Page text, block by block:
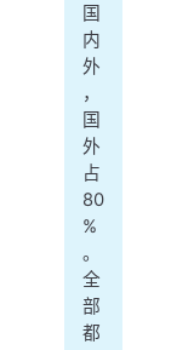
国
内
外
，
国
外
占
80
%
。
全
部
都